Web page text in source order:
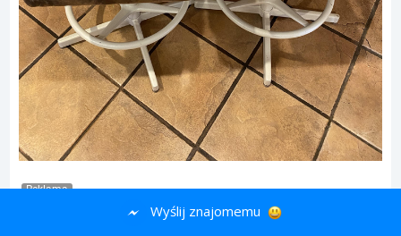
Reklama
Wyślij znajomemu